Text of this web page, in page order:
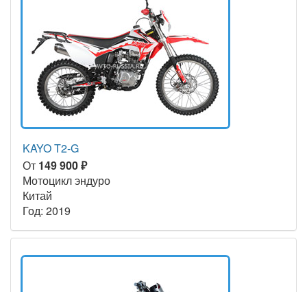
KAYO T2-G
От 149 900 ₽
Мотоцикл эндуро
Китай
Год: 2019